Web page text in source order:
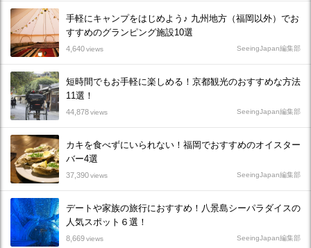
手軽にキャンプをはじめよう♪ 九州地方（福岡以外）でお
すすめのグランピング施設10選
4,640views SeeingJapan編集部
短時間でもお手軽に楽しめる！京都観光のおすすめな方法
11選！
44,878views SeeingJapan編集部
カキを食べずにいられない！福岡でおすすめのオイスター
バー4選
37,390views SeeingJapan編集部
デートや家族の旅行におすすめ！八景島シーパラダイスの
人気スポット６選！
8,669views SeeingJapan編集部